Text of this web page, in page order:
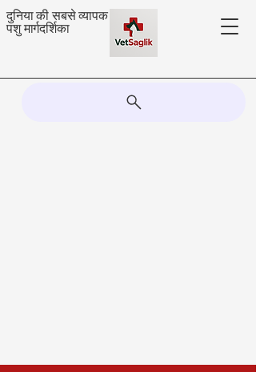
दुनिया की सबसे व्यापक
पशु मार्गदर्शिका